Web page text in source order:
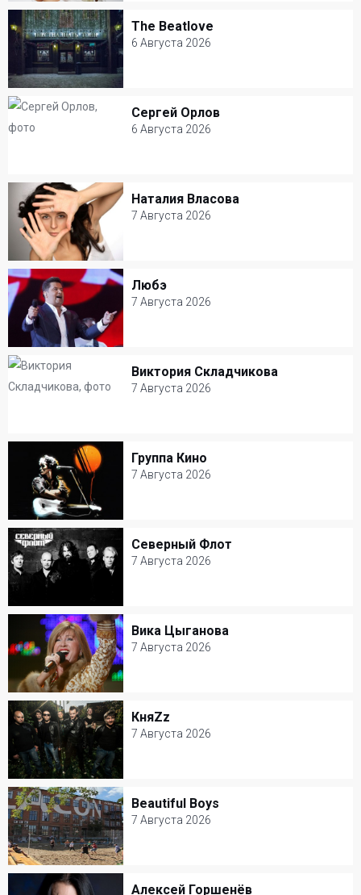
Клуб Шестнадцать тонн
Популярная музыка
The Beatlove
6 Августа 2026
The Beatlove
6 Августа 2026
Сергей Орлов
6 Августа 2026
Сергей Орлов
StandUp Store Moscow
Юмор
Наталия Власова
7 Августа 2026
Наталия Власова
7 Августа 2026
Ресторан Petter
Популярная музыка
Любэ
7 Августа 2026
Любэ
7 Августа 2026
Популярная музыка
Виктория Складчикова
7 Августа 2026
Виктория Складчикова
Stand Up cafe
Юмор
Группа Кино
7 Августа 2026
Группа Кино
7 Августа 2026
Зеленый театр ВДНХ
Рок
Северный Флот
7 Августа 2026
Северный Флот
A2 Green Concert
Рок
Вика Цыганова
7 Августа 2026
Вика Цыганова
7 Августа 2026
MAGNUS LOCUS
Популярная музыка
КняZz
7 Августа 2026
КняZz
7 Августа 2026
МТС Live Арена
Рок
Beautiful Boys
7 Августа 2026
Beautiful Boys
7 Августа 2026
Дизайн-завод Флакон
Алексей Горшенёв